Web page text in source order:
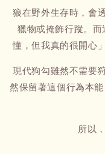
狼在野外生存時，會
獵物或掩飾行蹤。
懂，但我真的很開心
現代狗勾雖然不需要
然保留著這個行為本
所以